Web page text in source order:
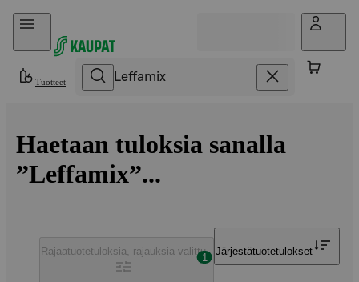
Hyppää sisältöön
Tuotteet
Haetaan tuloksia sanalla
”Leffamix”...
Rajaatuotetuloksia, rajauksia valittu
1
Järjestätuotetulokset